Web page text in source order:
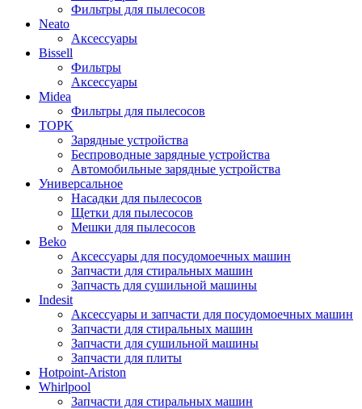
Фильтры для пылесосов
Neato
Аксессуары
Bissell
Фильтры
Аксессуары
Midea
Фильтры для пылесосов
TOPK
Зарядные устройства
Беспроводные зарядные устройства
Автомобильные зарядные устройства
Универсальное
Насадки для пылесосов
Щетки для пылесосов
Мешки для пылесосов
Beko
Аксессуары для посудомоечных машин
Запчасти для стиральных машин
Запчасть для сушильной машины
Indesit
Аксессуары и запчасти для посудомоечных машин
Запчасти для стиральных машин
Запчасти для сушильной машины
Запчасти для плиты
Hotpoint-Ariston
Whirlpool
Запчасти для стиральных машин